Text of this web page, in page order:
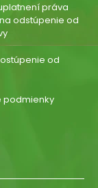
práva
odstúpenie od
od
podmienky